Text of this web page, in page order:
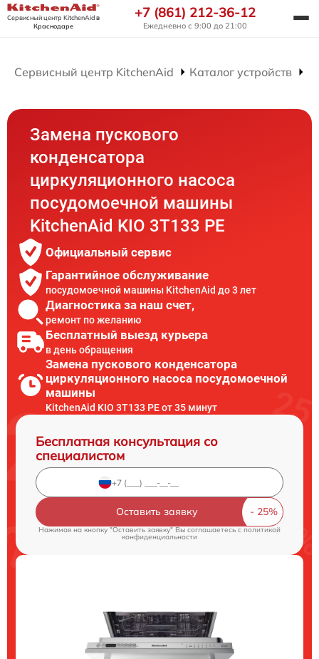
Сервисный центр KitchenAidв
Краснодаре
+7 (861) 212-36-12
Ежедневно с 9:00 до 21:00
Сервисный центр KitchenAid Каталог устройств
Замена пускового
конденсатора
циркуляционного насоса
посудомоечной машины
KitchenAid KIO 3T133 PE
Официальный сервис
Гарантийное обслуживание
посудомоечной машины KitchenAid до 3 лет
Диагностика за наш счет,
ремонт по желанию
Бесплатный выезд курьера
в день обращения
Замена пускового конденсатора
циркуляционного насоса посудомоечной
машины
KitchenAid KIO 3T133 PE от 35 минут
Бесплатная консультация со
специалистом
Оставить заявку
Нажимая на кнопку "Оставить заявку" Вы соглашаетесь cполитикой
конфиденциальности